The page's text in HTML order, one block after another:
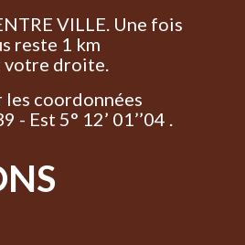
VILLE. Une fois
reste 1 km
votre droite.
les coordonnées
- Est 5° 12’ 01’’04 .